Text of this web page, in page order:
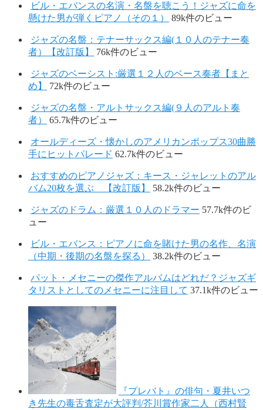
ビル・エバンスの名演・名盤を聴こう！ジャズに命を
懸けた男が弾くピアノ（その１）
89k件のビュー
ジャズの名盤：テナーサックス編(１０人のテナー奏
者）【改訂版】
76k件のビュー
ジャズのベーシスト:厳選１２人のベース奏者【まと
め】
72k件のビュー
ジャズの名盤・アルトサックス編(９人のアルト奏
者）
65.7k件のビュー
オールディーズ・懐かしのアメリカンポップス30曲勝
手にヒットパレード 62.7k件のビュー
おすすめのピアノジャズ：キース・ジャレットのアル
バム20枚を選ぶ 【改訂版】
58.2k件のビュー
ジャズのドラム：厳選１０人のドラマー 57.7k件のビ
ュー
ビル・エバンス：ピアノに命を賭けた男の名作、名演
（中期・後期の名盤を探る）
38.2k件のビュー
パット・メセニーの傑作アルバムはどれだ？ジャズギ
タリストとしてのメセニーに注目して 37.1k件のビュー
『プレバト』の俳句・夏井いつ
き先生の毒舌査定が大評判/芥川賞作家二人（西村賢